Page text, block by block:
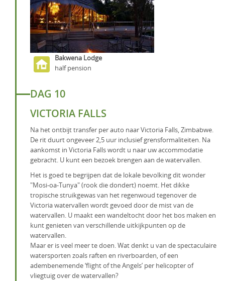
Bakwena Lodge
half pension
DAG 10
VICTORIA FALLS
Na het ontbijt transfer per auto naar Victoria Falls, Zimbabwe.
De rit duurt ongeveer 2,5 uur inclusief grensformaliteiten. Na
aankomst in Victoria Falls wordt u naar uw accommodatie
gebracht. U kunt een bezoek brengen aan de watervallen.
Het is goed te begrijpen dat de lokale bevolking dit wonder
"Mosi-oa-Tunya" (rook die dondert) noemt. Het dikke
tropische struikgewas van het regenwoud tegenover de
Victoria watervallen wordt gevoed door de mist van de
watervallen. U maakt een wandeltocht door het bos maken en
kunt genieten van verschillende uitkijkpunten op de
watervallen.
Maar er is veel meer te doen. Wat denkt u van de spectaculaire
watersporten zoals raften en riverboarden, of een
adembenemende ‘flight of the Angels’ per helicopter of
vliegtuig over de watervallen?